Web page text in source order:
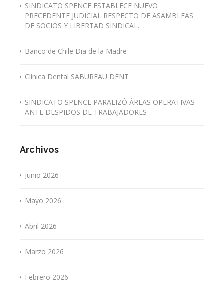
SINDICATO SPENCE ESTABLECE NUEVO
PRECEDENTE JUDICIAL RESPECTO DE ASAMBLEAS
DE SOCIOS Y LIBERTAD SINDICAL.
Banco de Chile Dia de la Madre
Clínica Dental SABUREAU DENT
SINDICATO SPENCE PARALIZÓ ÁREAS OPERATIVAS
ANTE DESPIDOS DE TRABAJADORES
Archivos
Junio 2026
Mayo 2026
Abril 2026
Marzo 2026
Febrero 2026